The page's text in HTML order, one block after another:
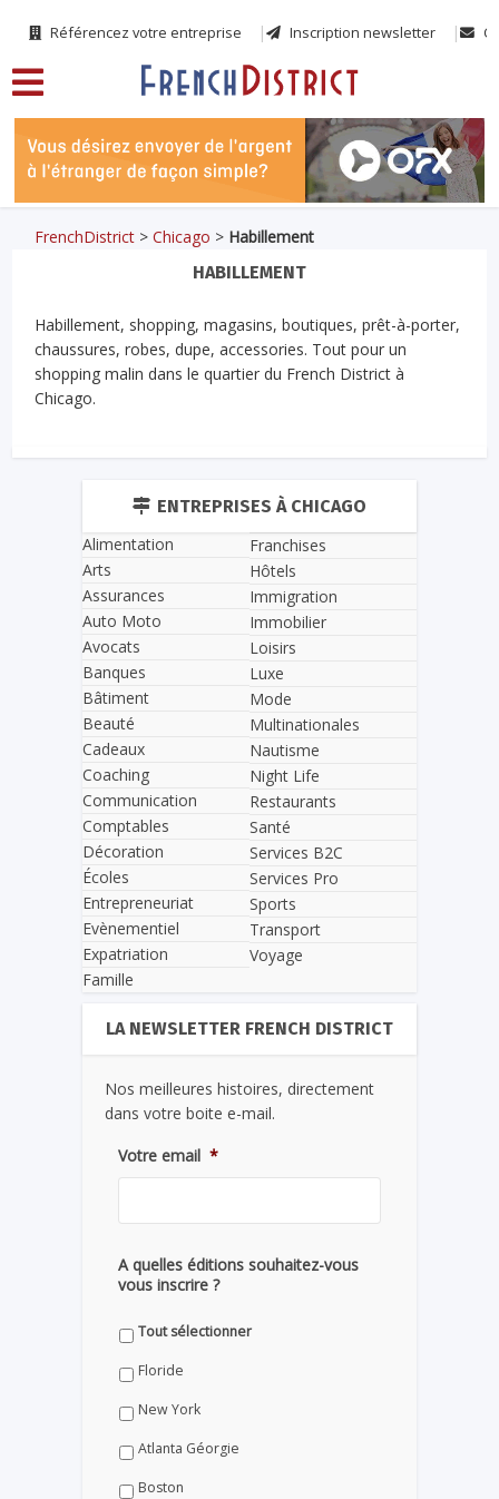
Référencez votre entreprise Inscription newsletter
FrenchDistrict >Chicago > Habillement
HABILLEMENT
Habillement, shopping, magasins, boutiques, prêt-à-porter,
chaussures, robes, dupe, accessories. Tout pour un
shopping malin dans le quartier du French District à
Chicago.
ENTREPRISES À CHICAGO
Alimentation
Arts
Assurances
Auto Moto
Avocats
Banques
Bâtiment
Beauté
Cadeaux
Coaching
Communication
Comptables
Décoration
Écoles
Entrepreneuriat
Evènementiel
Expatriation
Famille
Franchises
Hôtels
Immigration
Immobilier
Loisirs
Luxe
Mode
Multinationales
Nautisme
Night Life
Restaurants
Santé
Services B2C
Services Pro
Sports
Transport
Voyage
LA NEWSLETTER FRENCH DISTRICT
Nos meilleures histoires, directement
dans votre boite e-mail.
Votre email *
A quelles éditions souhaitez-vous
vous inscrire ?
Tout sélectionner
Floride
New York
Atlanta Géorgie
Boston